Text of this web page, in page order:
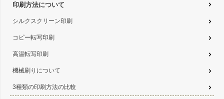
印刷方法について
シルクスクリーン印刷
コピー転写印刷
高温転写印刷
機械刷りについて
3種類の印刷方法の比較